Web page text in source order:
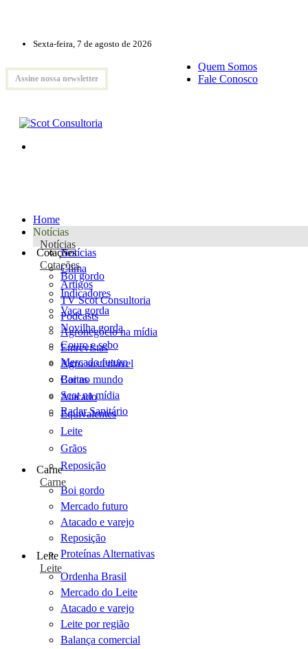
Sexta-feira, 7 de agosto de 2026
Assine nossa newsletter
Quem Somos
Fale Conosco
Home
Notícias
Notícias
Notícias
Clima
Artigos
TV Scot Consultoria
Podcasts
Agronegócio na mídia
Entrevistas
Agro sustentável
Cartas
Scot na mídia
Radar Sanitário
Cotações
Cotações
Boi gordo
Indicadores
Vaca gorda
Novilha gorda
Couro e sebo
Mercado futuro
Boi no mundo
Atacado
Equivalentes
Leite
Grãos
Reposição
Carne
Carne
Boi gordo
Mercado futuro
Atacado e varejo
Reposição
Proteínas Alternativas
Leite
Leite
Ordenha Brasil
Mercado do Leite
Atacado e varejo
Leite por região
Balança comercial